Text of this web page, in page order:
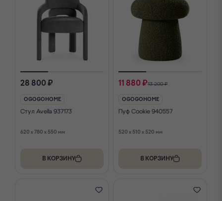
28 800 ₽
OGOGOHOME
Стул Avella 937173
620 x 780 x 550 мм
В КОРЗИНУ
11 880 ₽13 200 ₽
OGOGOHOME
Пуф Cookie 940557
520 x 510 x 520 мм
В КОРЗИНУ